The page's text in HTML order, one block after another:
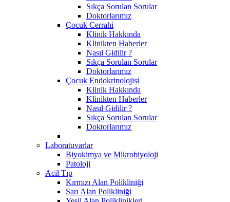
Sıkça Sorulan Sorular
Doktorlarımız
Çocuk Cerrahi
Klinik Hakkında
Klinikten Haberler
Nasıl Gidilir ?
Sıkça Sorulan Sorular
Doktorlarımız
Çocuk Endokrinolojisi
Klinik Hakkında
Klinikten Haberler
Nasıl Gidilir ?
Sıkça Sorulan Sorular
Doktorlarımız
Laboratuvarlar
Biyokimya ve Mikrobiyoloji
Patoloji
Acil Tıp
Kırmızı Alan Polikliniği
Sarı Alan Polikliniği